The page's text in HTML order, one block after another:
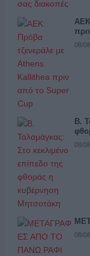
08/
Β.
08/
08/